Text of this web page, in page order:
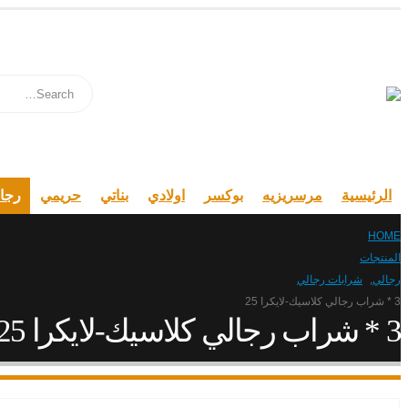
الرئيسية مرسريزيه بوكسر اولادي بناتي حريمي
HOME
المنتجات
رجالي,
شرابات رجالي
3 * شراب رجالي كلاسيك-لايكرا 25
3 * شراب رجالي كلاسيك-لايكرا 25